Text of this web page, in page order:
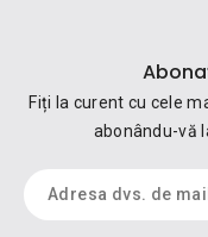
Fiți la curent cu cele
abonându-vă